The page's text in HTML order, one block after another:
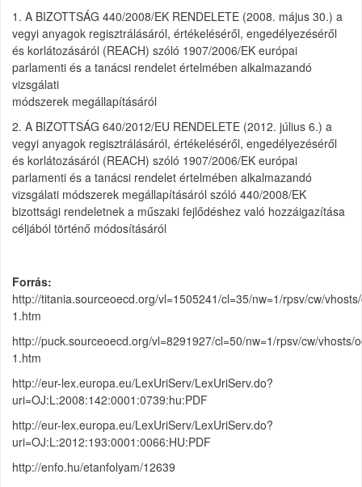
1. A BIZOTTSÁG 440/2008/EK RENDELETE (2008. május 30.) a
vegyi anyagok regisztrálásáról, értékeléséről, engedélyezéséről
és korlátozásáról (REACH) szóló 1907/2006/EK európai
parlamenti és a tanácsi rendelet értelmében alkalmazandó
vizsgálati
módszerek megállapításáról
2. A BIZOTTSÁG 640/2012/EU RENDELETE (2012. július 6.) a
vegyi anyagok regisztrálásáról, értékeléséről, engedélyezéséről
és korlátozásáról (REACH) szóló 1907/2006/EK európai
parlamenti és a tanácsi rendelet értelmében alkalmazandó
vizsgálati módszerek megállapításáról szóló 440/2008/EK
bizottsági rendeletnek a műszaki fejlődéshez való hozzáigazítása
céljából történő módosításáról
Forrás
http://titania.sourceoecd.org/vl=1505241/cl=35/nw=1/rpsv/cw/
1.htm
http://puck.sourceoecd.org/vl=8291927/cl=50/nw=1/rpsv/cw/
1.htm
http://eur-lex.europa.eu/LexUriServ/LexUriServ.do?
uri=OJ:L:2008:142:0001:0739:hu:PDF
http://eur-lex.europa.eu/LexUriServ/LexUriServ.do?
uri=OJ:L:2012:193:0001:0066:HU:PDF
http://enfo.hu/etanfolyam/12639